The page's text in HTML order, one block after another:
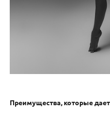
Преимущества, которые